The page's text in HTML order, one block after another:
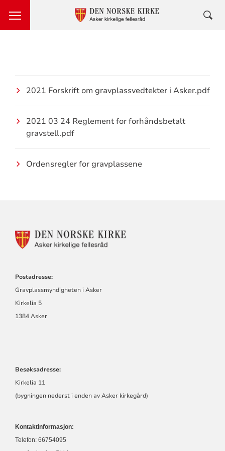
2021 Forskrift om gravplassvedtekter i Asker.pdf
2021 03 24 Reglement for forhåndsbetalt
gravstell.pdf
Ordensregler for gravplassene
KONTAKTINFORMASJON
Postadresse:
Gravplassmyndigheten i Asker
Kirkelia 5
1384 Asker
Besøksadresse:
Kirkelia 11
(bygningen nederst i enden av Asker kirkegård)
Kontaktinformasjon:
Telefon: 66754095